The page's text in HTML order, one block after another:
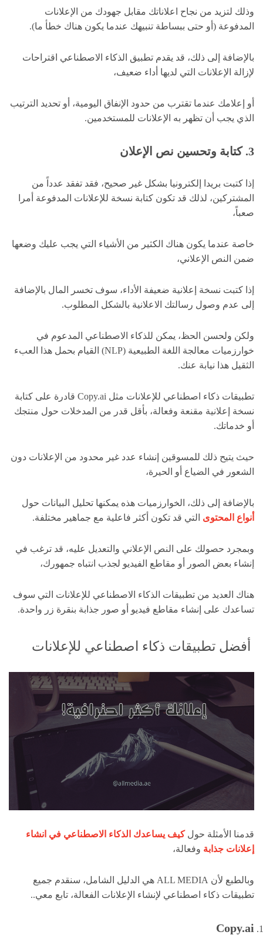
وذلك لتزيد من نجاح اعلاناتك مقابل جهودك من الإعلانات
المدفوعة (أو حتى ببساطة تنبيهك عندما يكون هناك خطأ ما).
بالإضافة إلى ذلك، قد يقدم تطبيق الذكاء الاصطناعي اقتراحات
لإزالة الإعلانات التي لديها أداء ضعيف،
أو إعلامك عندما تقترب من حدود الإنفاق اليومية، أو تحديد الترتيب
الذي يجب أن تظهر به الإعلانات للمستخدمين.
3. كتابة وتحسين نص الإعلان
إذا كتبت بريدا إلكترونيا بشكل غير صحيح، فقد تفقد عدداً من
المشتركين، لذلك قد تكون كتابة نسخة للإعلانات المدفوعة أمرا
صعباً،
خاصة عندما يكون هناك الكثير من الأشياء التي يجب عليك وضعها
ضمن النص الإعلاني،
إذا كتبت نسخة إعلانية ضعيفة الأداء، سوف تخسر المال بالإضافة
إلى عدم وصول رسالتك الاعلانية بالشكل المطلوب.
ولكن ولحسن الحظ، يمكن للذكاء الاصطناعي المدعوم في
خوارزميات معالجة اللغة الطبيعية (NLP) القيام بحمل هذا العبء
الثقيل هذا نيابة عنك.
تطبيقات ذكاء اصطناعي للإعلانات مثل Copy.ai قادرة على كتابة
نسخة إعلانية مقنعة وفعالة، بأقل قدر من المدخلات حول منتجك
أو خدماتك.
حيث يتيح ذلك للمسوقين إنشاء عدد غير محدود من الإعلانات دون
الشعور في الضياع أو الحيرة،
بالإضافة إلى ذلك، الخوارزميات هذه يمكنها تحليل البيانات حول
أنواع المحتوى التي قد تكون أكثر فاعلية مع جماهير مختلفة.
وبمجرد حصولك على النص الإعلاني والتعديل عليه، قد ترغب في
إنشاء بعض الصور أو مقاطع الفيديو لجذب انتباه جمهورك،
هناك العديد من تطبيقات الذكاء الاصطناعي للإعلانات التي سوف
تساعدك على إنشاء مقاطع فيديو أو صور جذابة بنقرة زر واحدة.
أفضل تطبيقات ذكاء اصطناعي للإعلانات
قدمنا الأمثلة حولكيف يساعدك الذكاء الاصطناعي في انشاء
إعلانات جذابة وفعالة،
وبالطبع لأن ALL MEDIA هي الدليل الشامل، سنقدم جميع
تطبيقات ذكاء اصطناعي لإنشاء الإعلانات الفعالة، تابع معي..
Copy.ai